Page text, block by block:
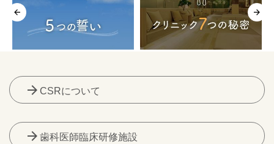
arrow_forward CSRについて
arrow_forward 歯科医師臨床研修施設